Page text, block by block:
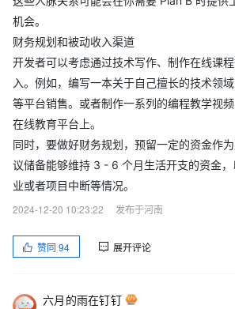
机会。
财务规划和被动收入渠道
开发者可以考虑通过技术写作、制作在线课
入。例如，编写一本关于自己擅长的技术领
等平台销售。或者制作一系列的编程教学视
在线教育平台上。
同时，要做好财务规划，预留一定的资金作
议储备能够维持 3 - 6 个月生活开支的资金
业或者项目中断等情况。
2024-12-20 10:23:22
发布于河南
赞同 94 展开评论
六月的雨在钉钉